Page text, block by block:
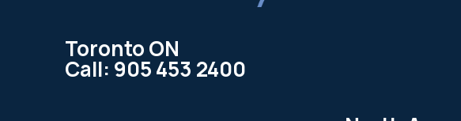
Toronto ON
Call: 905 453 2400